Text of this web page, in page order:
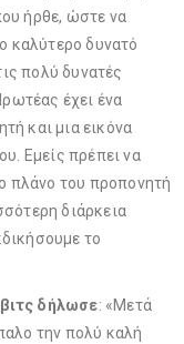
ήρθε, ώστε να
καλύτερο δυνατό
πολύ δυνατές
έχει ένα
και μια εικόνα
Εμείς πρέπει να
πλάνο του προπονητή
διάρκεια
το
δήλωσε: «Μετά
την πολύ καλή